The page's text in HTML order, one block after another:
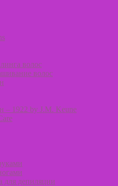
волос
волос
– 1922 by J.M. Keune
для депиляции